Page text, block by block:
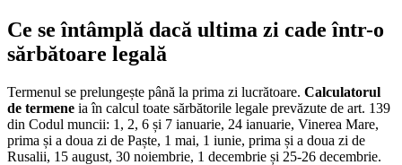
Ce se întâmplă dacă ultima zi cade într-o
sărbătoare legală
Termenul se prelungește până la prima zi lucrătoare. Calculatorul
de termene ia în calcul toate sărbătorile legale prevăzute de art. 139
din Codul muncii: 1, 2, 6 și 7 ianuarie, 24 ianuarie, Vinerea Mare,
prima și a doua zi de Paște, 1 mai, 1 iunie, prima și a doua zi de
Rusalii, 15 august, 30 noiembrie, 1 decembrie și 25-26 decembrie.